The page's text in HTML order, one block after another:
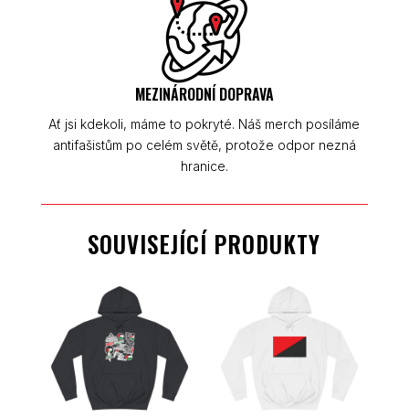
MEZINÁRODNÍ DOPRAVA
Ať jsi kdekoli, máme to pokryté. Náš merch posíláme
antifašistům po celém světě, protože odpor nezná
hranice.
SOUVISEJÍCÍ PRODUKTY